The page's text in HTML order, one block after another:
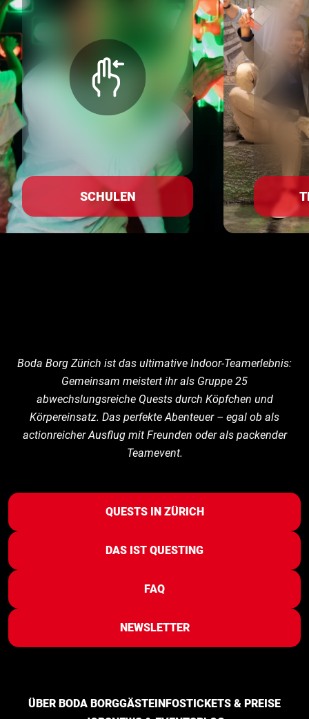
SCHULEN
Boda Borg Zürich ist das ultimative Indoor-Teamerlebnis:
Gemeinsam meistert ihr als Gruppe 25
abwechslungsreiche Quests durch Köpfchen und
Körpereinsatz. Das perfekte Abenteuer – egal ob als
actionreicher Ausflug mit Freunden oder als packender
Teamevent.
QUESTS IN ZÜRICH
DAS IST QUESTING
FAQ
NEWSLETTER
ÜBER BODA BORGGÄSTEINFOSTICKETS & PREISE